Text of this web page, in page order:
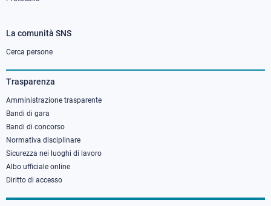
Footer
column
3
La comunità SNS
Cerca persone
Trasparenza
Amministrazione trasparente
Bandi di gara
Bandi di concorso
Normativa disciplinare
Sicurezza nei luoghi di lavoro
Albo ufficiale online
Diritto di accesso